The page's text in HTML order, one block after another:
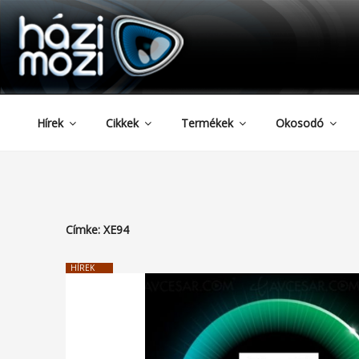
Tartalomhoz
HAZIMOZI
Hírek Cikkek Termékek Okosodó
Címke: XE94
HÍREK